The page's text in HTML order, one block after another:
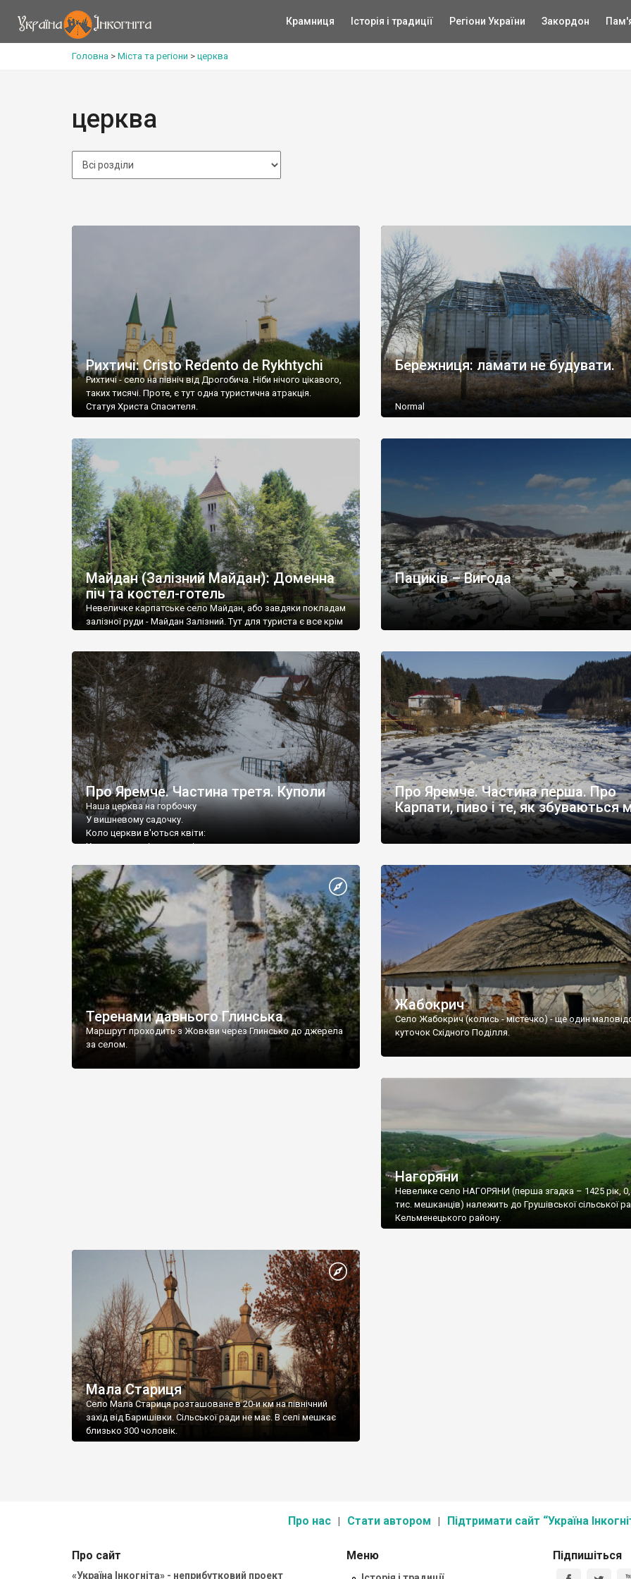
Крамниця Історія і традиції Регіони України Закордон
Головна > Міста та регіони > церква
церква
Рихтичі: Cristo Redento de Rykhtychi
Рихтичі - село на північ від Дрогобича. Ніби нічого цікавого,
таких тисячі. Проте, є тут одна туристична атракція.
Статуя Христа Спасителя.
Бережниця: ламати не будувати.
Normal
Майдан (Залізний Майдан): Доменна
піч та костел-готель
Невеличке карпатське село Майдан, або завдяки покладам
залізної руди - Майдан Залізний. Тут для туриста є все крім
Пациків – Вигода
Про Яремче. Частина третя. Куполи
Наша церква на горбочку
У вишневому садочку.
Коло церкви в'ються квіти:
Ходять старші, ходять діти.
Про Яремче. Частина перша. Про
Карпати, пиво і те, як збуваються
Теренами давнього Глинська
Маршрут проходить з Жовкви через Глинсько до джерела
за селом.
Жабокрич
Село Жабокрич (колись - містечко) - ще один
куточок Східного Поділля.
Нагоряни
Невелике село НАГОРЯНИ (перша згадка – 1425 рік,
тис. мешканців) належить до Грушівської сільської
Кельменецького району.
Мала Стариця
Село Мала Стариця розташоване в 20-и км на північний
захід від Баришівки. Сільської ради не має. В селі мешкає
близько 300 чоловік.
Про нас Стати автором Підтримати сайт “Україна
Про сайт
«Україна Інкогніта» - неприбутковий проект
Меню Підпишіться